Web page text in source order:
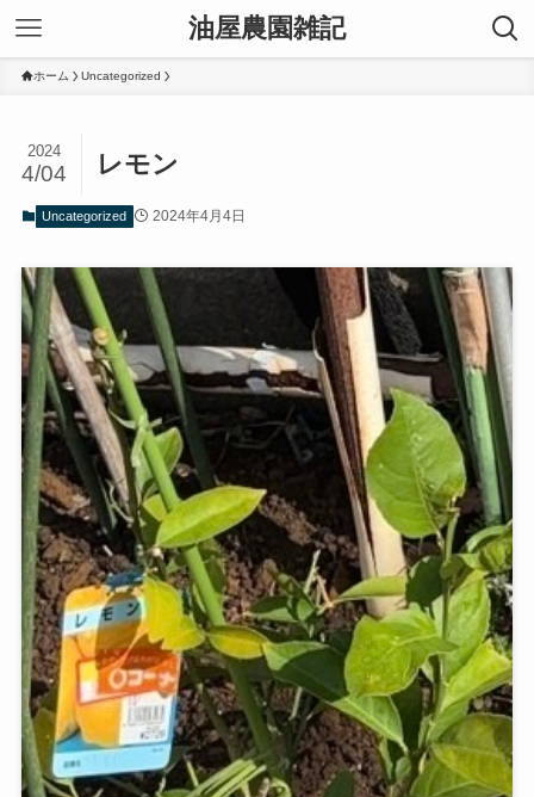
油屋農園雑記
ホーム Uncategorized
レモン
2024
4/04
Uncategorized 2024年4月4日